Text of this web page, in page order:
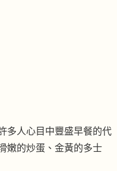
多人心目中豐盛早餐的代
嫩的炒蛋、金黃的多士